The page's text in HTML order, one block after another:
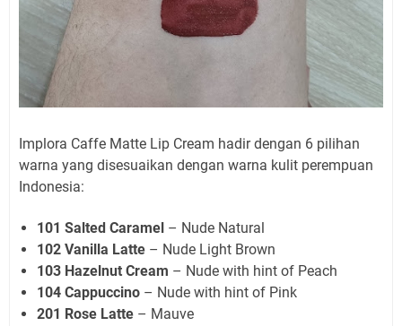
Implora Caffe Matte Lip Cream hadir dengan 6 pilihan
warna yang disesuaikan dengan warna kulit perempuan
Indonesia:
101 Salted Caramel – Nude Natural
102 Vanilla Latte – Nude Light Brown
103 Hazelnut Cream – Nude with hint of Peach
104 Cappuccino – Nude with hint of Pink
201 Rose Latte – Mauve